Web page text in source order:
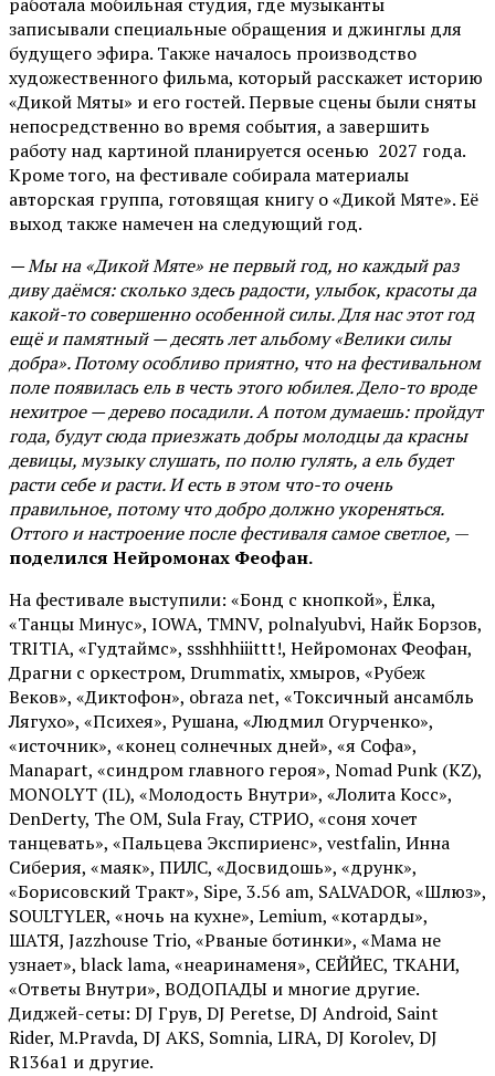
записывали специальные обращения и джинглы для
будущего эфира. Также началось производство
художественного фильма, который расскажет историю
«Дикой Мяты» и его гостей. Первые сцены были сняты
непосредственно во время события, а завершить
работу над картиной планируется осенью 2027 года.
Кроме того, на фестивале собирала материалы
авторская группа, готовящая книгу о «Дикой Мяте». Её
выход также намечен на следующий год.
— Мы на «Дикой Мяте» не первый год, но каждый раз
диву даёмся: сколько здесь радости, улыбок, красоты да
какой-то совершенно особенной силы. Для нас этот год
ещё и памятный — десять лет альбому «Велики силы
добра». Потому особливо приятно, что на фестивальном
поле появилась ель в честь этого юбилея. Дело-то вроде
нехитрое — дерево посадили. А потом думаешь: пройдут
года, будут сюда приезжать добры молодцы да красны
девицы, музыку слушать, по полю гулять, а ель будет
расти себе и расти. И есть в этом что-то очень
правильное, потому что добро должно укореняться.
Оттого и настроение после фестиваля самое светлое, —
поделился Нейромонах Феофан.
На фестивале выступили: «Бонд с кнопкой», Ёлка,
«Танцы Минус», IOWA, TMNV, polnalyubvi, Найк Борзов,
TRITIA, «Гудтаймс», ssshhhiiittt!, Нейромонах Феофан,
Драгни с оркестром, Drummatix, хмыров, «Рубеж
Веков», «Диктофон», obraza net, «Токсичный ансамбль
Лягухо», «Психея», Рушана, «Людмил Огурченко»,
«источник», «конец солнечных дней», «я Софа»,
Manapart, «синдром главного героя», Nomad Punk (KZ),
MONOLYT (IL), «Молодость Внутри», «Лолита Косс»,
DenDerty, The OM, Sula Fray, СТРИО, «соня хочет
танцевать», «Пальцева Экспириенс», vestfalin, Инна
Сиберия, «маяк», ПИЛС, «Досвидошь», «друнк»,
«Борисовский Тракт», Sipe, 3.56 am, SALVADOR, «Шлюз»,
SOULTYLER, «ночь на кухне», Lemium, «котарды»,
ШАТЯ, Jazzhouse Trio, «Рваные ботинки», «Мама не
узнает», black lama, «неаринаменя», СЕЙЙЕС, ТКАНИ,
«Ответы Внутри», ВОДОПАДЫ и многие другие.
Диджей-сеты: DJ Грув, DJ Peretse, DJ Android, Saint
Rider, М.Pravda, DJ AKS, Somnia, LIRA, DJ Korolev, DJ
R136a1 и другие.